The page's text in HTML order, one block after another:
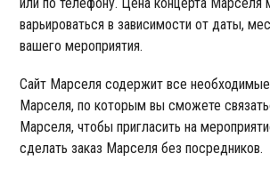
варьироваться в зависимости от даты,
вашего мероприятия.
Сайт Марселя содержит все
Марселя, по которым вы сможете
Марселя, чтобы пригласить на
сделать заказ Марселя без посредников.